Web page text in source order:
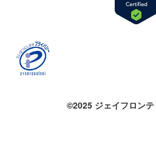
©2025 ジェイフロン